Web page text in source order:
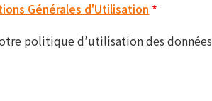
Générales d'Utilisation
politique d’utilisation des